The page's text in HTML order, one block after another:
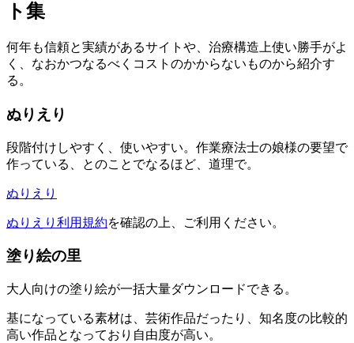
ト集
何年も信頼と実績があるサイトや、治療構造上使い勝手がよ
く、なおかつなるべくコストのかからないものから紹介す
る。
ぬりえり
段階付けしやすく、使いやすい。作業療法士の娘様の要望で
作っている、とのことでなるほど、道理で。
ぬりえり
ぬりえり利用規約を確認の上、ご利用ください。
塗り絵の里
大人向けの塗り絵が一括大量ダウンロードできる。
基になっている素材は、芸術作品だったり、知名度の比較的
高い作品となっており自由度が高い。